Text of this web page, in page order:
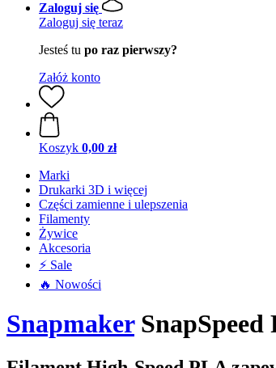
Zaloguj się
Zaloguj się teraz
Jesteś tu po raz pierwszy?
Załóż konto
Koszyk 0,00 zł
Marki
Drukarki 3D i więcej
Części zamienne i ulepszenia
Filamenty
Żywice
Akcesoria
⚡ Sale
🔥 Nowości
SnapmakerSnapSpeed